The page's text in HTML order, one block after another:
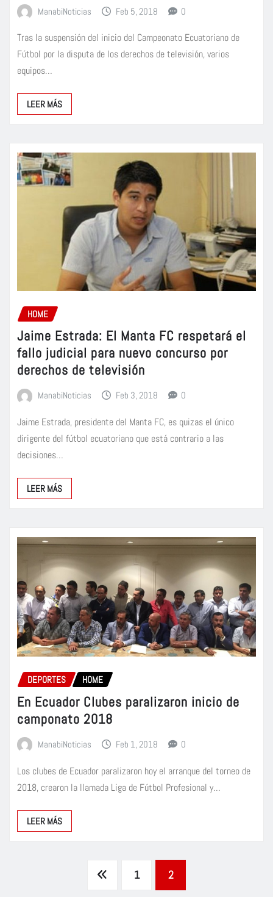
ManabiNoticias Feb 5, 2018 0
Tras la suspensión del inicio del Campeonato Ecuatoriano de
Fútbol por la disputa de los derechos de televisión, varios
equipos…
LEER MÁS
HOME
Jaime Estrada: El Manta FC respetará el
fallo judicial para nuevo concurso por
derechos de televisión
ManabiNoticias Feb 3, 2018 0
Jaime Estrada, presidente del Manta FC, es quizas el único
dirigente del fútbol ecuatoriano que está contrario a las
decisiones…
LEER MÁS
DEPORTES HOME
En Ecuador Clubes paralizaron inicio de
camponato 2018
ManabiNoticias Feb 1, 2018 0
Los clubes de Ecuador paralizaron hoy el arranque del torneo de
2018, crearon la llamada Liga de Fútbol Profesional y…
LEER MÁS
Paginación
1 2